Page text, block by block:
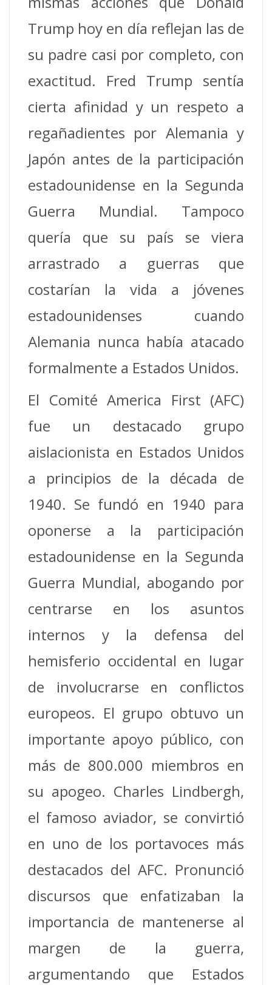
Trump hoy en día reflejan las de
su padre casi por completo, con
exactitud. Fred Trump sentía
cierta afinidad y un respeto a
regañadientes por Alemania y
Japón antes de la participación
estadounidense en la Segunda
Guerra Mundial. Tampoco
quería que su país se viera
arrastrado a guerras que
costarían la vida a jóvenes
estadounidenses cuando
Alemania nunca había atacado
formalmente a Estados Unidos.
El Comité America First (AFC)
fue un destacado grupo
aislacionista en Estados Unidos
a principios de la década de
1940. Se fundó en 1940 para
oponerse a la participación
estadounidense en la Segunda
Guerra Mundial, abogando por
centrarse en los asuntos
internos y la defensa del
hemisferio occidental en lugar
de involucrarse en conflictos
europeos. El grupo obtuvo un
importante apoyo público, con
más de 800.000 miembros en
su apogeo. Charles Lindbergh,
el famoso aviador, se convirtió
en uno de los portavoces más
destacados del AFC. Pronunció
discursos que enfatizaban la
importancia de mantenerse al
margen de la guerra,
argumentando que Estados